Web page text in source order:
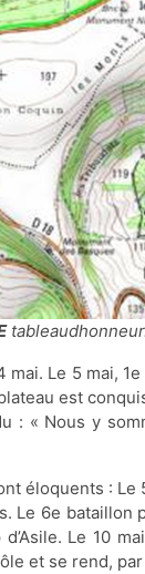
Le 5 mai, 1e
est
: « Nous y
éloquents :
6e
Le 10
et se rend,